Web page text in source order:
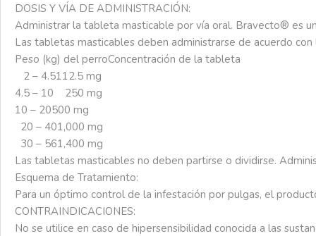
DOSIS Y VÍA DE ADMINISTRACIÓN:
Administrar la tableta masticable por vía oral. Bravecto® es
Las tabletas masticables deben administrarse de acuerdo con
Peso (kg) del perroConcentración de la tableta
2 – 4.5112.5 mg
4.5 – 10
250 mg
10 – 20500 mg
20 – 401,000 mg
30 – 561,400 mg
Las tabletas masticables no deben partirse o dividirse.
Esquema de Tratamiento:
Para un óptimo control de la infestación por pulgas, el
CONTRAINDICACIONES:
No se utilice en caso de hipersensibilidad conocida a las